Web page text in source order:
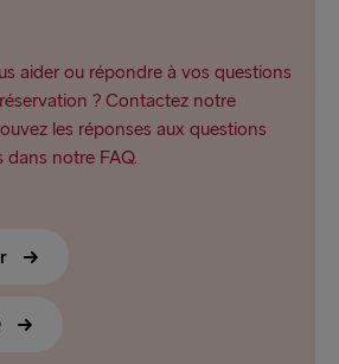
aider ou répondre à vos questions
? Contactez notre
les réponses aux questions
dans notre FAQ.